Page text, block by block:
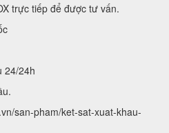
trực tiếp để được tư vấn.
24/24h
san-pham/ket-sat-xuat-khau-